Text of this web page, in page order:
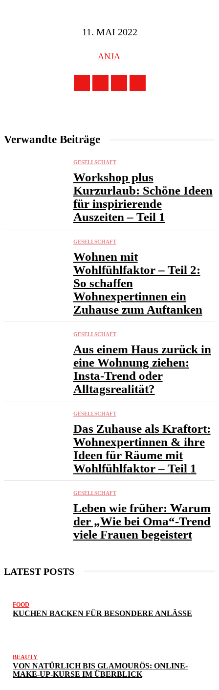
11. MAI 2022
ANJA
Verwandte Beiträge
GESELLSCHAFT
Workshop plus
Kurzurlaub: Schöne Ideen
für inspirierende
Auszeiten – Teil 1
GESELLSCHAFT
Wohnen mit
Wohlfühlfaktor – Teil 2:
So schaffen
Wohnexpertinnen ein
Zuhause zum Auftanken
GESELLSCHAFT
Aus einem Haus zurück in
eine Wohnung ziehen:
Insta-Trend oder
Alltagsrealität?
GESELLSCHAFT
Das Zuhause als Kraftort:
Wohnexpertinnen & ihre
Ideen für Räume mit
Wohlfühlfaktor – Teil 1
GESELLSCHAFT
Leben wie früher: Warum
der „Wie bei Oma“-Trend
viele Frauen begeistert
LATEST POSTS
FOOD
KUCHEN BACKEN FÜR BESONDERE ANLÄSSE
BEAUTY
VON NATÜRLICH BIS GLAMOURÖS: ONLINE-
MAKE-UP-KURSE IM ÜBERBLICK